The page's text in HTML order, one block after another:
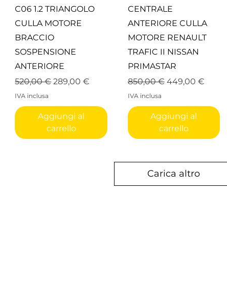
C06 1.2 TRIANGOLO
CULLA MOTORE
BRACCIO
SOSPENSIONE
ANTERIORE
Prezzo regolare
520,00 €Prezzo scontato
289,00 €
IVA inclusa
Aggiungi al
carrello
CENTRALE
ANTERIORE CULLA
MOTORE RENAULT
TRAFIC II NISSAN
PRIMASTAR
Prezzo regolare
850,00 € Prezzo scontato
449,00 €
IVA inclusa
Aggiungi al
carrello
Carica altro